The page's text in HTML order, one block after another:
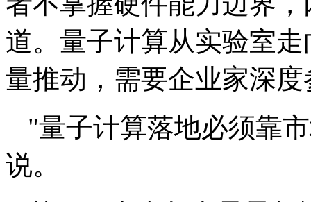
道。量子计算从实验室
量推动，需要企业家深
"量子计算落地必须靠
说。